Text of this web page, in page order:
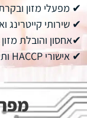
✔ מפעלי מזון
✔ שירותי קייטרינג
✔אחסון והובלת
✔ אישורי HACCP ותקנים רגולטוריים שונים